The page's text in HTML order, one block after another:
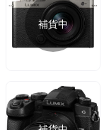
補貨中